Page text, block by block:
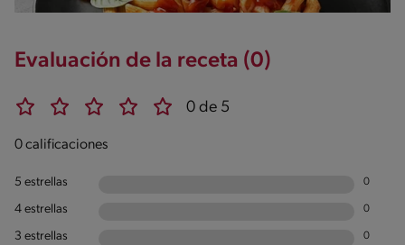
Evaluación de la receta (0)
0 de 5
0 calificaciones
5 estrellas 0
4 estrellas 0
3 estrellas 0